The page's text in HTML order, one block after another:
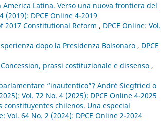
America Latina. Verso una nuova frontiera del
(2019): DPCE Online 4-2019
2017 Constitutional Reform , DPCE Online: Vol.
dopo la Presidenza Bolsonaro , DPCE
prassi costituzionale e dissenso ,
“inautentico”? André Siegfried o
Vol. 72 No. 4 (2025): DPCE Online 4-2025
constituyentes chilenos. Una especial
Vol. 64 No. 2 (2024): DPCE Online 2-2024